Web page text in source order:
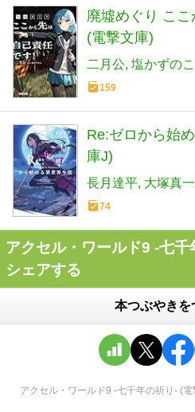
廃墟めぐり こ
(電撃文庫)
二月公 塩かずのこ
159
Re:ゼロから始
庫J)
長月達平 大塚真
74
アクセル・ワールド9 ‐七
シェアする
本つぶやきを
アクセル・ワールド9 ‐七千年の祈り‐ (電